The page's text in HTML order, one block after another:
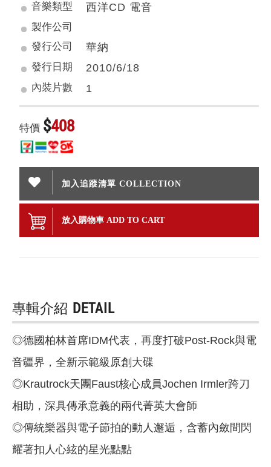
音樂類型 西洋CD 電音
製作公司
發行公司
華納
發行日期 2010/6/18
內裝片數 1
特價 $408
加入追蹤清單 COLLECTION
放入購物車 ADD TO CART
專輯介紹 DETAIL
◎德國柏林首席IDM代表，再度打破Post-Rock與電
音疆界，全新示範級原創大碟
◎Krautrock天團Faust核心成員Jochen Irmler跨刀
相助，深具傳承意義的兩代菁英大會師
◎傳統樂器與電子節拍的動人邂逅，含蓄內斂間閃
耀著扣人心絃的星光點點